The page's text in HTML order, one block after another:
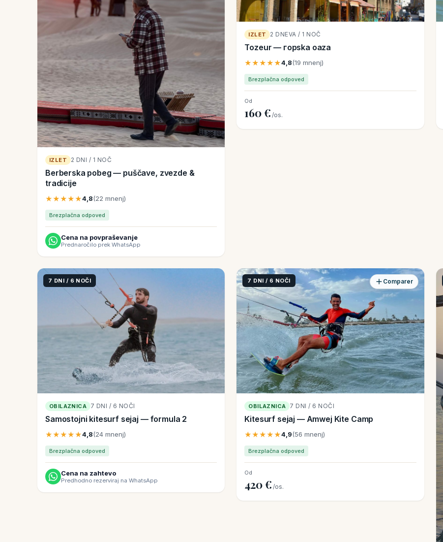
IZLET 2 DNI / 1 NOČ
Berberska pobeg — puščave, zvezde &
tradicije
★★★★★4,8(22 mnenj)
Brezplačna odpoved
Cena na povpraševanje
Prednaročilo prek WhatsApp
IZLET 2 DNEVA / 1 NOČ
Tozeur — горska oaza
★★★★★4,8(19 mnenj)
Brezplačna odpoved
Od
160 € /os.
7 DNI / 6 NOČI
OBILAZNICA 7 DNI / 6 NOČI
Samostojni kitesurf sejaj — formula 2
★★★★★4,8(24 mnenj)
Brezplačna odpoved
Cena na zahtevo
Predhodno rezerviraj na WhatsApp
7 DNI / 6 NOČI
OBILAZNICA 7 DNI / 6 NOČI
Kitesurf sejaj — Amwej Kite Camp
★★★★★4,9(56 mnenj)
Brezplačna odpoved
Od
420 € /os.
Comparer